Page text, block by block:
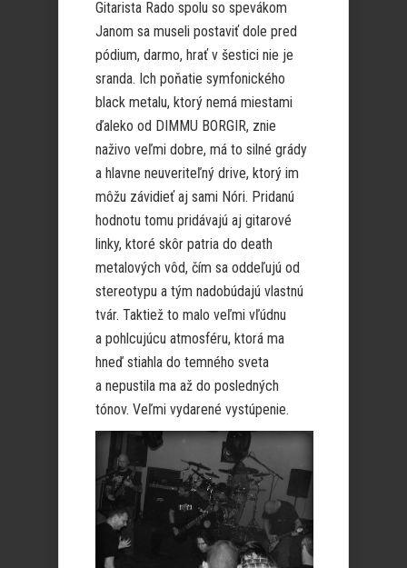
Gitarista Rado spolu so spevákom
Janom sa museli postaviť dole pred
pódium, darmo, hrať v šestici nie je
sranda. Ich poňatie symfonického
black metalu, ktorý nemá miestami
ďaleko od DIMMU BORGIR, znie
naživo veľmi dobre, má to silné grády
a hlavne neuveriteľný drive, ktorý im
môžu závidieť aj sami Nóri. Pridanú
hodnotu tomu pridávajú aj gitarové
linky, ktoré skôr patria do death
metalových vôd, čím sa oddeľujú od
stereotypu a tým nadobúdajú vlastnú
tvár. Taktiež to malo veľmi vľúdnu
a pohlcujúcu atmosféru, ktorá ma
hneď stiahla do temného sveta
a nepustila ma až do posledných
tónov. Veľmi vydarené vystúpenie.